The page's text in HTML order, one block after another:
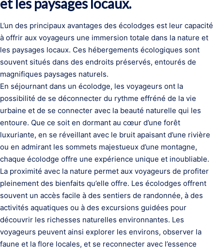
et les paysages locaux.
L’un des principaux avantages des écolodges est leur capacité
à offrir aux voyageurs une immersion totale dans la nature et
les paysages locaux. Ces hébergements écologiques sont
souvent situés dans des endroits préservés, entourés de
magnifiques paysages naturels.
En séjournant dans un écolodge, les voyageurs ont la
possibilité de se déconnecter du rythme effréné de la vie
urbaine et de se connecter avec la beauté naturelle qui les
entoure. Que ce soit en dormant au cœur d’une forêt
luxuriante, en se réveillant avec le bruit apaisant d’une rivière
ou en admirant les sommets majestueux d’une montagne,
chaque écolodge offre une expérience unique et inoubliable.
La proximité avec la nature permet aux voyageurs de profiter
pleinement des bienfaits qu’elle offre. Les écolodges offrent
souvent un accès facile à des sentiers de randonnée, à des
activités aquatiques ou à des excursions guidées pour
découvrir les richesses naturelles environnantes. Les
voyageurs peuvent ainsi explorer les environs, observer la
faune et la flore locales, et se reconnecter avec l’essence